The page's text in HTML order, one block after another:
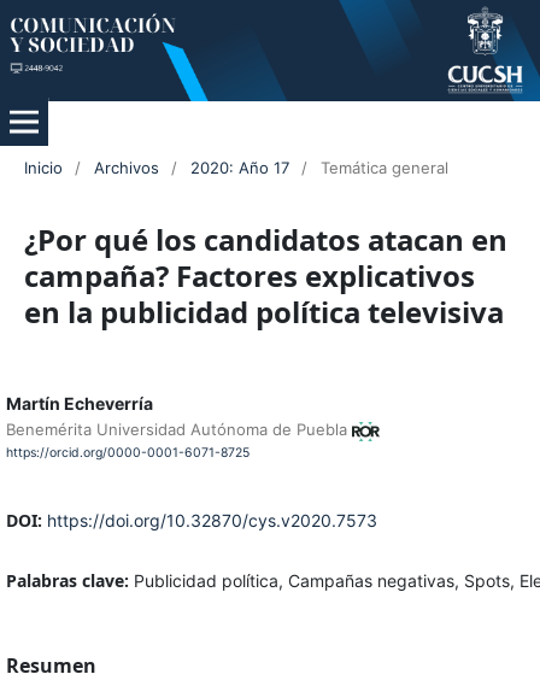
Inicio / Archivos / 2020: Año 17 / Temática general
¿Por qué los candidatos atacan en
campaña? Factores explicativos
en la publicidad política televisiva
Martín Echeverría
Benemérita Universidad Autónoma de Puebla
https://orcid.org/0000-0001-6071-8725
DOI: https://doi.org/10.32870/cys.v2020.7573
Palabras clave: Publicidad política, Campañas negativas, Spots,
Resumen